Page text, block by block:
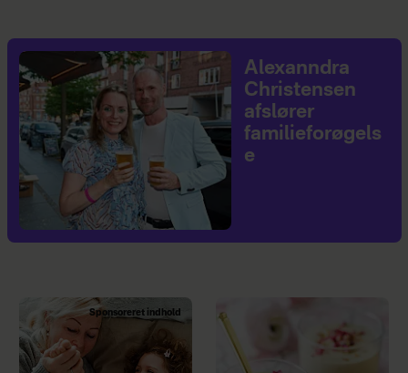
Alexanndra
Christensen
afslører
familieforøgels
e
Sponsoreret indhold